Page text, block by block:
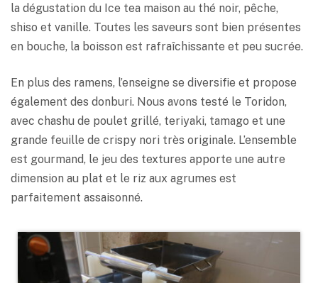
la dégustation du Ice tea maison au thé noir, pêche,
shiso et vanille. Toutes les saveurs sont bien présentes
en bouche, la boisson est rafraîchissante et peu sucrée.
En plus des ramens, l’enseigne se diversifie et propose
également des donburi. Nous avons testé le Toridon,
avec chashu de poulet grillé, teriyaki, tamago et une
grande feuille de crispy nori très originale. L’ensemble
est gourmand, le jeu des textures apporte une autre
dimension au plat et le riz aux agrumes est
parfaitement assaisonné.